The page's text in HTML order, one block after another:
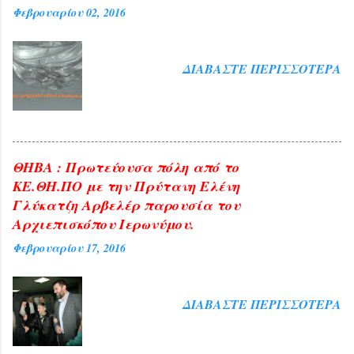
Φεβρουαρίου 02, 2016
ΔΙΑΒΆΣΤΕ ΠΕΡΙΣΣΌΤΕΡΑ
ΘΗΒΑ : Πρωτεύουσα πόλη από το
ΚΕ.ΘΗ.ΠΟ με την Πρύτανη Ελένη
Γλύκατζη Αρβελέρ παρουσία του
Αρχιεπισκόπου Ιερωνύμου.
Φεβρουαρίου 17, 2016
ΔΙΑΒΆΣΤΕ ΠΕΡΙΣΣΌΤΕΡΑ